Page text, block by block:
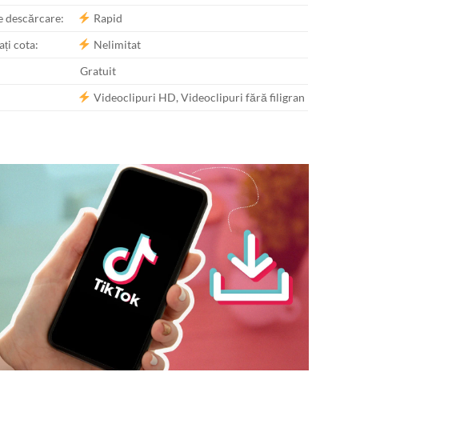
descărcare:
Rapid
cota:
Nelimitat
Gratuit
Videoclipuri HD, Videoclipuri fără filigran